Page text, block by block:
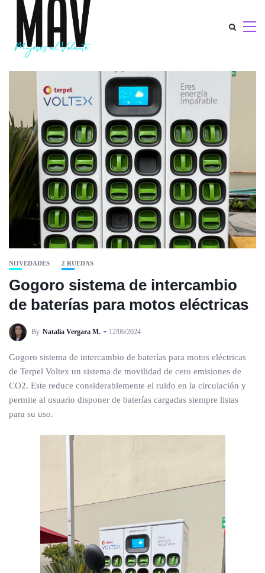
NOVEDADES 2 RUEDAS
Gogoro sistema de intercambio
de baterías para motos eléctricas
By Natalia Vergara M. 12/06/2024
Gogoro sistema de intercambio de baterías para motos eléctricas
de Terpel Voltex un sistema de movilidad de cero emisiones de
CO2. Este reduce considerablemente el ruido en la circulación y
permite al usuario disponer de baterías cargadas siempre listas
para su uso.